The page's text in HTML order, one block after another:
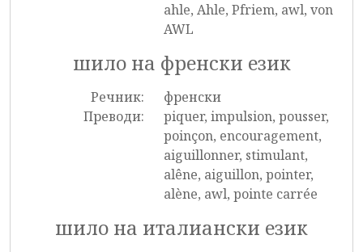
ahle, Ahle, Pfriem, awl, von
AWL
шило на френски език
Речник:
френски
Преводи:
piquer, impulsion, pousser,
poinçon, encouragement,
aiguillonner, stimulant,
alêne, aiguillon, pointer,
alène, awl, pointe carrée
шило на италиански език